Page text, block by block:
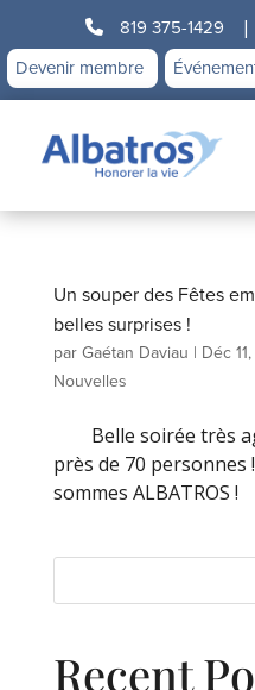
819 375-1429 |
Devenir membre
Un souper des Fêtes
belles surprises !
parGaétan Daviau | Déc
Nouvelles
Belle soirée très
près de 70 personnes
sommes ALBATROS !
Recent